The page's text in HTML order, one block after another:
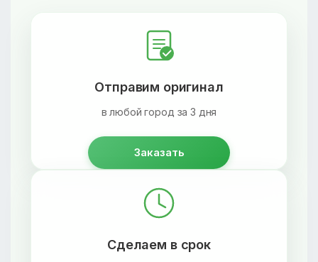
Отправим оригинал
в любой город за 3 дня
Заказать
Сделаем в срок